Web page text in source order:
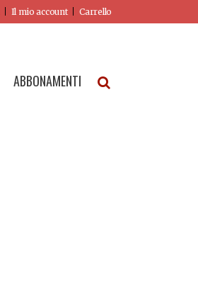
Il mio account Carrello
ABBONAMENTI